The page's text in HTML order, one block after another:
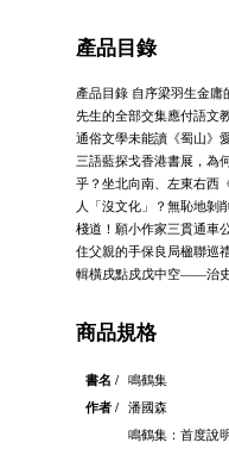
產品目錄
產品目錄 自序梁羽生金
先生的全部交集應付語文
通俗文學未能讀《蜀山》
三語藍探戈香港書展，為
乎？坐北向南、左東右西
人「沒文化」？無恥地剝
棧道！願小作家三貫通車
住父親的手保良局楹聯巡
輯橫戌點戍戊中空――治
商品規格
書名 /
鳴鶴集
作者 /
潘國森
鳴鶴集：首度說